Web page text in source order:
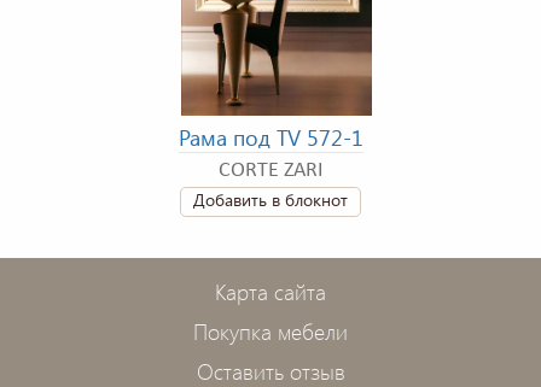
Рама под TV 572-1
CORTE ZARI
Добавить в блокнот
Карта сайта
Покупка мебели
Оставить отзыв